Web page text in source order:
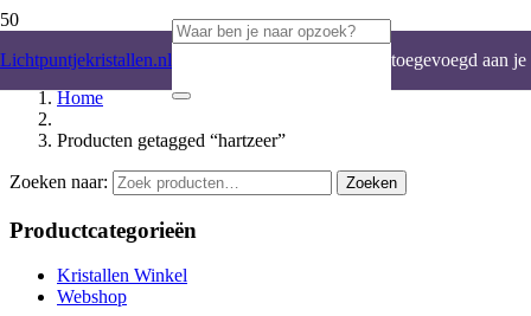
Lichtpuntjekristallen.nl toegevoegd aan je
Home
Producten getagged “hartzeer”
Zoeken naar: Zoeken
Productcategorieën
Kristallen Winkel
Webshop